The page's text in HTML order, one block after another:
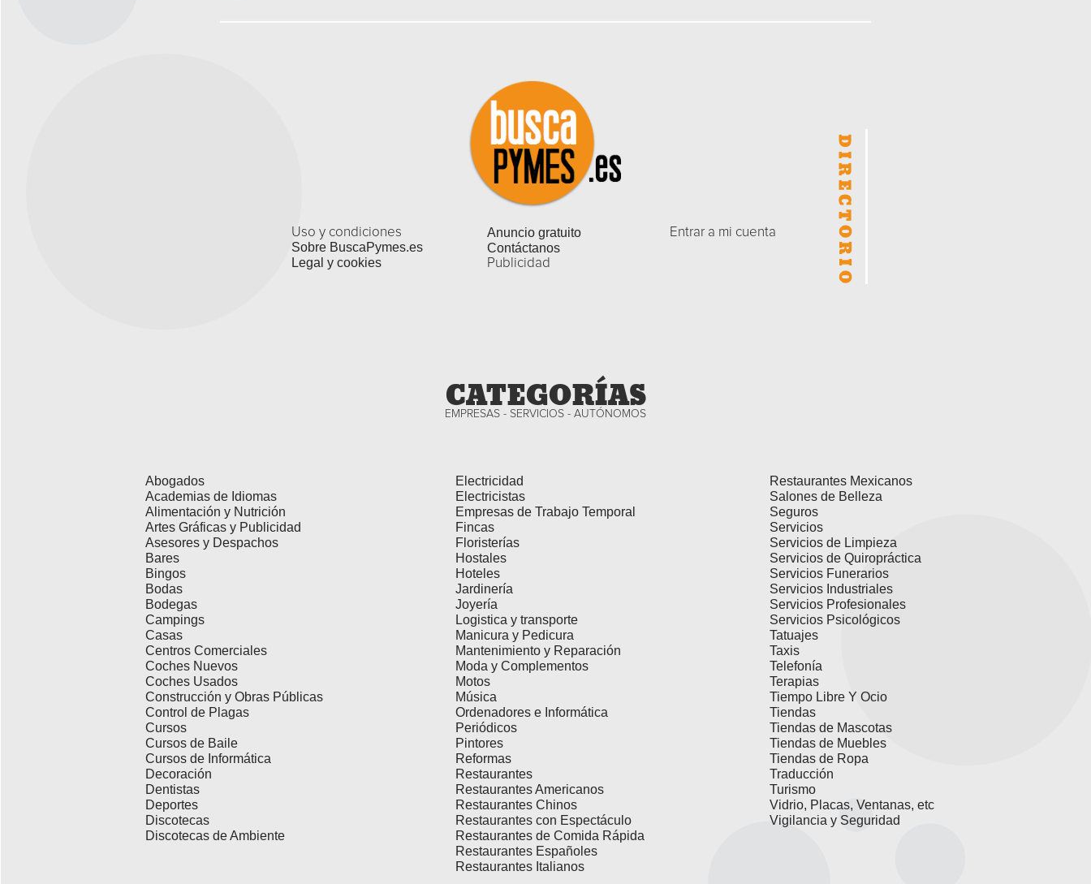
Uso y condiciones
Sobre BuscaPymes.es
Legal y cookies
Anuncio gratuito
Contáctanos
Publicidad
Entrar a mi cuenta
CATEGORÍAS
EMPRESAS - SERVICIOS - AUTÓNOMOS
Abogados
Academias de Idiomas
Alimentación y Nutrición
Artes Gráficas y Publicidad
Asesores y Despachos
Bares
Bingos
Bodas
Bodegas
Campings
Casas
Centros Comerciales
Coches Nuevos
Coches Usados
Construcción y Obras Públicas
Control de Plagas
Cursos
Cursos de Baile
Cursos de Informática
Decoración
Dentistas
Deportes
Discotecas
Discotecas de Ambiente
Electricidad
Electricistas
Empresas de Trabajo Temporal
Fincas
Floristerías
Hostales
Hoteles
Jardinería
Joyería
Logistica y transporte
Manicura y Pedicura
Mantenimiento y Reparación
Moda y Complementos
Motos
Música
Ordenadores e Informática
Periódicos
Pintores
Reformas
Restaurantes
Restaurantes Americanos
Restaurantes Chinos
Restaurantes con Espectáculo
Restaurantes de Comida Rápida
Restaurantes Españoles
Restaurantes Italianos
Restaurantes Mexicanos
Salones de Belleza
Seguros
Servicios
Servicios de Limpieza
Servicios de Quiropráctica
Servicios Funerarios
Servicios Industriales
Servicios Profesionales
Servicios Psicológicos
Tatuajes
Taxis
Telefonía
Terapias
Tiempo Libre Y Ocio
Tiendas
Tiendas de Mascotas
Tiendas de Muebles
Tiendas de Ropa
Traducción
Turismo
Vidrio, Placas, Ventanas, etc
Vigilancia y Seguridad